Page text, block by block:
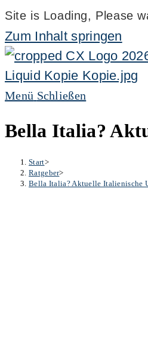
Site is Loading, Please
Zum Inhalt springen
Menü Schließen
Bella Italia?
Start>
Ratgeber>
Bella Italia? Aktuelle Italienische